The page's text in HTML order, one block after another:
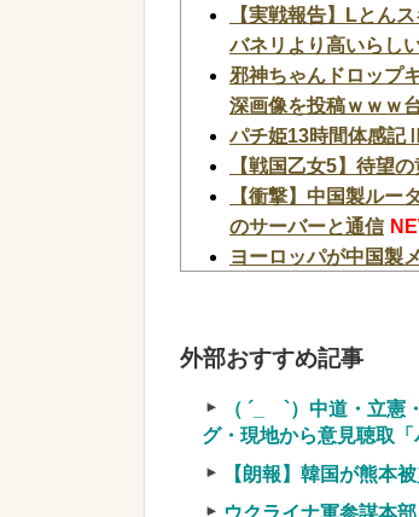
【実戦報告】Lとん
バネリより高いらし
邪神ちゃんドロップ
深画像を投稿ｗｗｗ
パチ姫13時間体感記
【戦国乙女5】待望
【衝撃】中国製ルー
のサーバーと通信
ヨーロッパが中国製
【超絶朗報】「れい
NEW!
【画像】令和最新版
w NEW!
【速報】NHK職員が
外部おすすめ記事
（ ´_ゝ`）中道・立
グ・現地から意見聴取
【朗報】韓国が熊本
ウクライナ軍参謀本